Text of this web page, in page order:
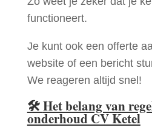
functioneert.
Je kunt ook een offerte
website of een bericht
We reageren altijd snel!
🛠Het belang van
onderhoud CV Ketel